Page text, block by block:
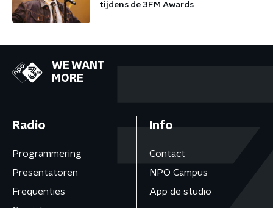
tijdens de 3FM Awards
WE WANT
MORE
Radio
Programmering
Presentatoren
Frequenties
Info
Contact
NPO Campus
App de studio